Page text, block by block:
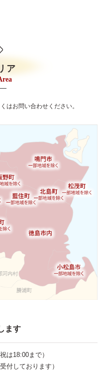
ア
はお問い合わせください。
ます
は18:00まで）
付しております）